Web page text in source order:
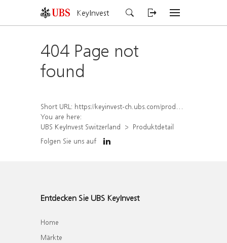
KeyInvest
404 Page not
found
Short URL: https://keyinvest-ch.ubs.com/produkt/detail/index/isin/CH1563492748
You are here:
UBS KeyInvest Switzerland
Produktdetail
Folgen Sie uns auf
Entdecken Sie UBS KeyInvest
Home
Märkte